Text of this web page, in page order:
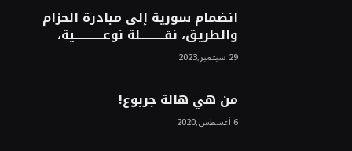
انضمام سورية إلى مبادرة الحزام
والطريق، نقــــــــــلة نوعــــــــــــية،
استراتيجية، تاريخية، نهائية، نحو
الشرق!محمد محسن29 سبتمبر,2023
من هي هالة جربوع!
6 أغسطس,2020